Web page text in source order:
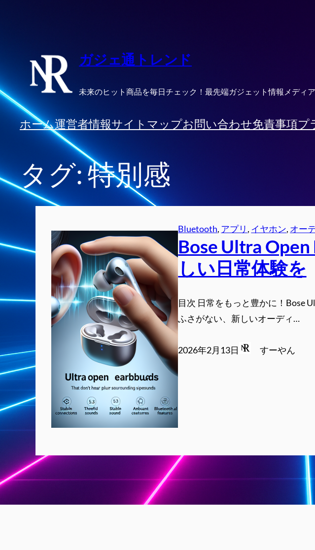
ッ
プ
ガジェ通トレンド
未来のヒット商品を毎日チェック！最先端ガジェット情報メディア
ホーム運営者情報サイトマップお問い合わせ免責事項プ
タグ:特別感
Bluetooth, アプリ , イヤホン, オー
Bose Ultra
しい日常体験を
目次 日常をもっと豊かに！Bose
ふさがない、新しいオーディ…
2026年2月13日 すーやん